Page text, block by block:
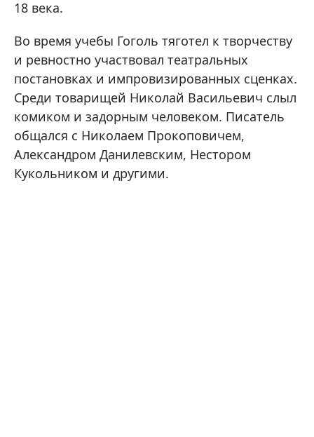
18 века.
Во время учебы Гоголь тяготел к творчеству
и ревностно участвовал театральных
постановках и импровизированных сценках.
Среди товарищей Николай Васильевич слыл
комиком и задорным человеком. Писатель
общался с Николаем Прокоповичем,
Александром Данилевским, Нестором
Кукольником и другими.